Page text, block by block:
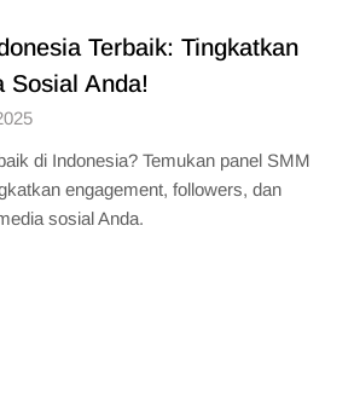
Terbaik: Tingkatkan
Sosial Anda!
di Indonesia? Temukan panel SMM
engagement, followers, dan
sosial Anda.